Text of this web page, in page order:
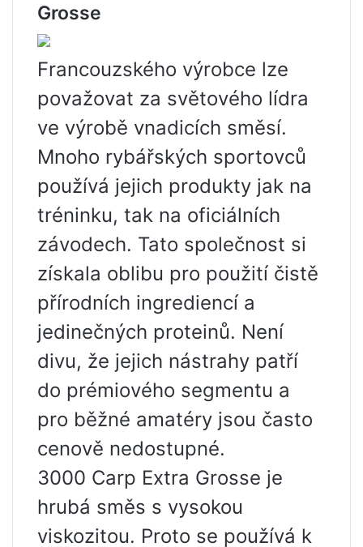
Grosse
Francouzského výrobce lze
považovat za světového lídra
ve výrobě vnadicích směsí.
Mnoho rybářských sportovců
používá jejich produkty jak na
tréninku, tak na oficiálních
závodech. Tato společnost si
získala oblibu pro použití čistě
přírodních ingrediencí a
jedinečných proteinů. Není
divu, že jejich nástrahy patří
do prémiového segmentu a
pro běžné amatéry jsou často
cenově nedostupné.
3000 Carp Extra Grosse je
hrubá směs s vysokou
viskozitou. Proto se používá k